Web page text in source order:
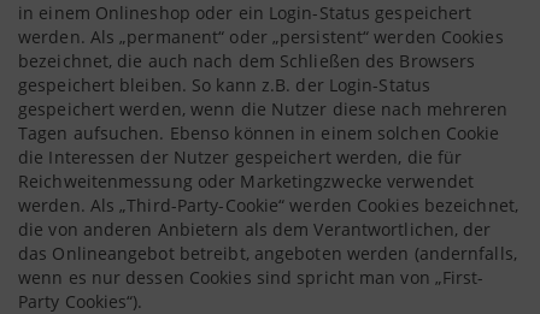
in einem Onlineshop oder ein Login-Status gespeichert
werden. Als „permanent“ oder „persistent“ werden Cookies
bezeichnet, die auch nach dem Schließen des Browsers
gespeichert bleiben. So kann z.B. der Login-Status
gespeichert werden, wenn die Nutzer diese nach mehreren
Tagen aufsuchen. Ebenso können in einem solchen Cookie
die Interessen der Nutzer gespeichert werden, die für
Reichweitenmessung oder Marketingzwecke verwendet
werden. Als „Third-Party-Cookie“ werden Cookies bezeichnet,
die von anderen Anbietern als dem Verantwortlichen, der
das Onlineangebot betreibt, angeboten werden (andernfalls,
wenn es nur dessen Cookies sind spricht man von „First-
Party Cookies“).